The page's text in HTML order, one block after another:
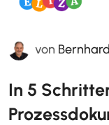
von
In 5